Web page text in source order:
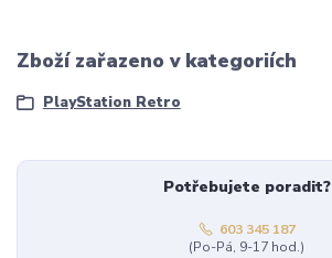
Zboží zařazeno v kategoriích
PlayStation Retro
Potřebujete poradit?
603 345 187
(Po-Pá, 9-17 hod.)